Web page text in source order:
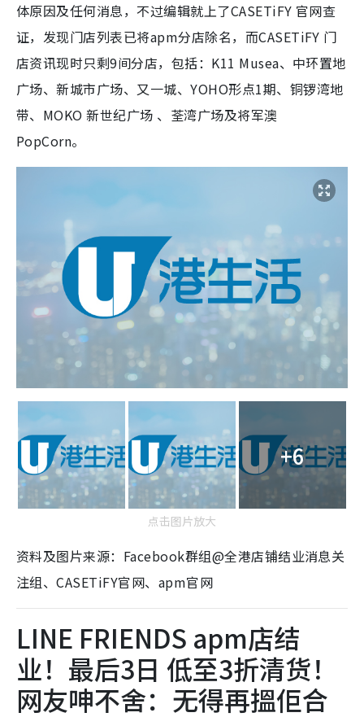
体原因及任何消息，不过编辑就上了CASETiFY 官网查
证，发现门店列表已将apm分店除名，而CASETiFY 门
店资讯现时只剩9间分店，包括：K11 Musea、中环置地
广场、新城市广场、又一城、YOHO形点1期、铜锣湾地
带、MOKO 新世纪广场 、荃湾广场及将军澳
PopCorn。
+6
点击图片放大
资料及图片来源：Facebook群组@全港店铺结业消息关
注组、CASETiFY官网、apm官网
LINE FRIENDS apm店结
业！最后3日 低至3折清货！
网友呻不舍：无得再搵佢合